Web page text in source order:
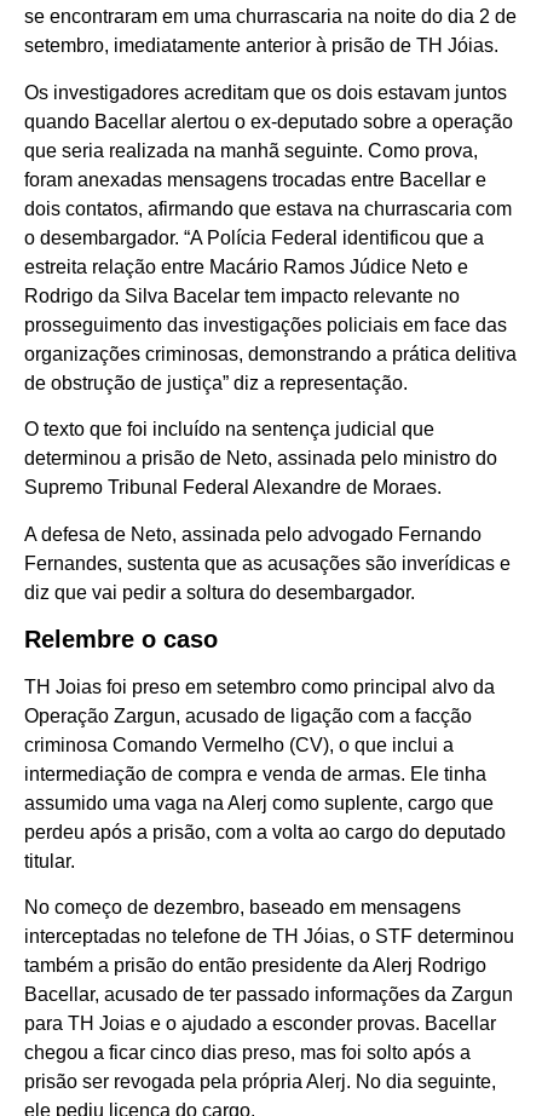
se encontraram em uma churrascaria na noite do dia 2 de
setembro, imediatamente anterior à prisão de TH Jóias.
Os investigadores acreditam que os dois estavam juntos
quando Bacellar alertou o ex-deputado sobre a operação
que seria realizada na manhã seguinte. Como prova,
foram anexadas mensagens trocadas entre Bacellar e
dois contatos, afirmando que estava na churrascaria com
o desembargador. “A Polícia Federal identificou que a
estreita relação entre Macário Ramos Júdice Neto e
Rodrigo da Silva Bacelar tem impacto relevante no
prosseguimento das investigações policiais em face das
organizações criminosas, demonstrando a prática delitiva
de obstrução de justiça” diz a representação.
O texto que foi incluído na sentença judicial que
determinou a prisão de Neto, assinada pelo ministro do
Supremo Tribunal Federal Alexandre de Moraes.
A defesa de Neto, assinada pelo advogado Fernando
Fernandes, sustenta que as acusações são inverídicas e
diz que vai pedir a soltura do desembargador.
Relembre o caso
TH Joias foi preso em setembro como principal alvo da
Operação Zargun, acusado de ligação com a facção
criminosa Comando Vermelho (CV), o que inclui a
intermediação de compra e venda de armas. Ele tinha
assumido uma vaga na Alerj como suplente, cargo que
perdeu após a prisão, com a volta ao cargo do deputado
titular.
No começo de dezembro, baseado em mensagens
interceptadas no telefone de TH Jóias, o STF determinou
também a prisão do então presidente da Alerj Rodrigo
Bacellar, acusado de ter passado informações da Zargun
para TH Joias e o ajudado a esconder provas. Bacellar
chegou a ficar cinco dias preso, mas foi solto após a
prisão ser revogada pela própria Alerj. No dia seguinte,
ele pediu licença do cargo.